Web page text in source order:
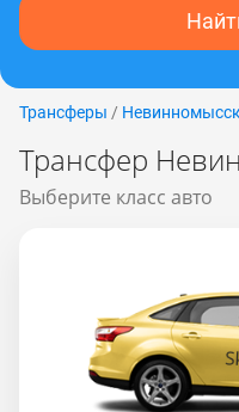
Трансферы / Невинномысск
Трансфер
Выберите класс авто